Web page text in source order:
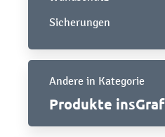
Sicherungen
Andere in Kategorie
Produkte insGraf